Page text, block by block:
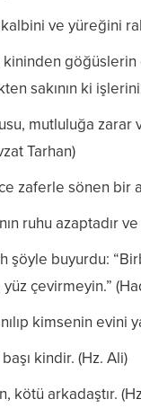
ve yüreğini
göğüslerin
sakının ki
mutluluğa zarar
Tarhan)
zaferle sönen bir
ruhu azaptadır
şöyle buyurdu:
yüz çevirmeyin.”
kimsenin evini
başı kindir. (Hz. Ali)
kötü arkadaştır.